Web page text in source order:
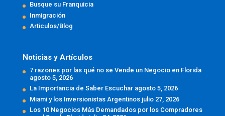
Busque su Franquicia
Inmigración
Articulos/Blog
Noticias y Artículos
7 razones por las qué no se Vende un Negocio en Florida
agosto 5, 2026
La Importancia de Saber Escuchar agosto 5, 2026
Miami y los Inversionistas Argentinos julio 27, 2026
Los 10 Negocios Más Demandados por los Compradores